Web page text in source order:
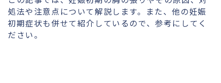
処法や注意点について解説します。また、他の妊娠
初期症状も併せて紹介しているので、参考にしてく
ださい。